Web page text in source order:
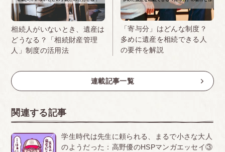
相続人がいないとき、遺産は
どうなる？「相続財産管理
人」制度の活用法
「寄与分」はどんな制度？
多めに遺産を相続できる人
の要件を解説
連載記事一覧
関連する記事
学生時代は先生に頼られる、まるで小さな大人
のようだった：高野優のHSPマンガエッセイ③